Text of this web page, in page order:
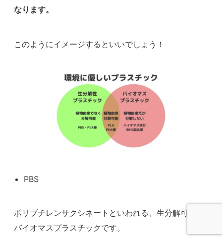
なります。
このようにイメージするといいでしょう！
PBS
ポリブチレンサクシネートといわれる、生分解可能な
バイオマスプラスチックです。